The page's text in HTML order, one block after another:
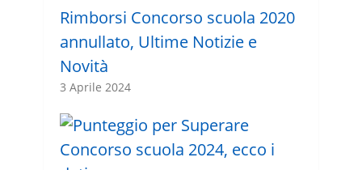
Rimborsi Concorso scuola 2020
annullato, Ultime Notizie e
Novità
3 Aprile 2024